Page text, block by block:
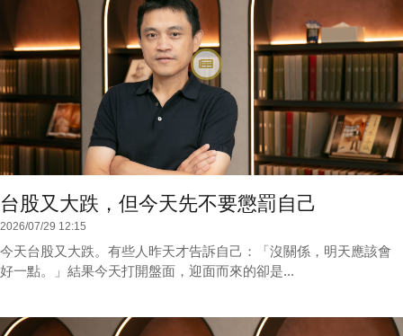
台股又大跌，但今天先不要懲罰自己
2026/07/29 12:15
今天台股又大跌。有些人昨天才告訴自己：「沒關係，明天應該會
好一點。」結果今天打開盤面，迎面而來的卻是...